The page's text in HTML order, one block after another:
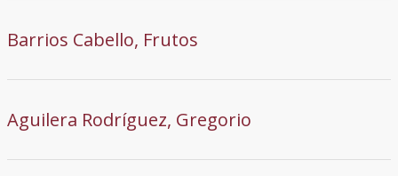
Barrios Cabello, Frutos
Aguilera Rodríguez, Gregorio